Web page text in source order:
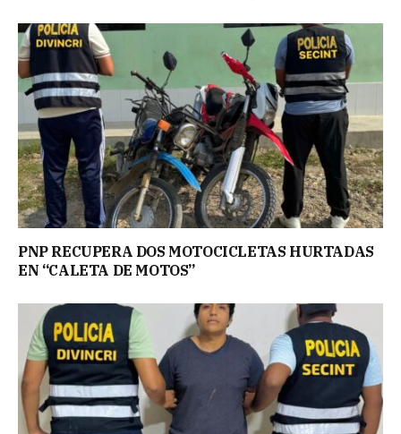
PNP RECUPERA DOS MOTOCICLETAS HURTADAS
EN “CALETA DE MOTOS”